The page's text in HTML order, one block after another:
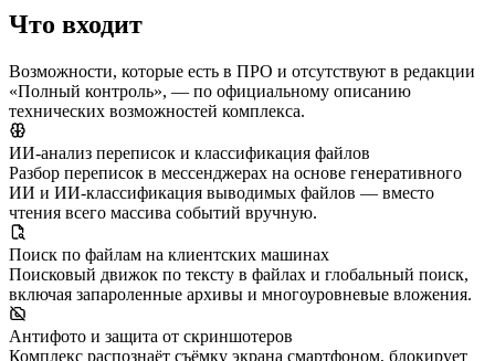
Что входит
Возможности, которые есть в ПРО и отсутствуют в редакции
«Полный контроль», — по официальному описанию
технических возможностей комплекса.
ИИ-анализ переписок и классификация файлов
Разбор переписок в мессенджерах на основе генеративного
ИИ и ИИ-классификация выводимых файлов — вместо
чтения всего массива событий вручную.
Поиск по файлам на клиентских машинах
Поисковый движок по тексту в файлах и глобальный поиск,
включая запароленные архивы и многоуровневые вложения.
Антифото и защита от скриншотеров
Комплекс распознаёт съёмку экрана смартфоном, блокирует